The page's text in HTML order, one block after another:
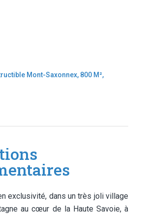
Mont-Saxonnex, 800 M²,
exclusivité, dans un très joli village
au cœur de la Haute Savoie, à